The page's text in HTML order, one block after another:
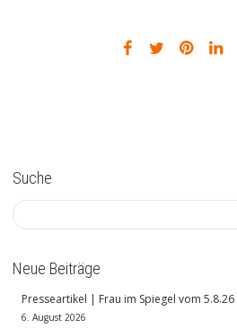
Suche
Neue Beiträge
Presseartikel | Frau im Spiegel vom 5.8.26
6. August 2026